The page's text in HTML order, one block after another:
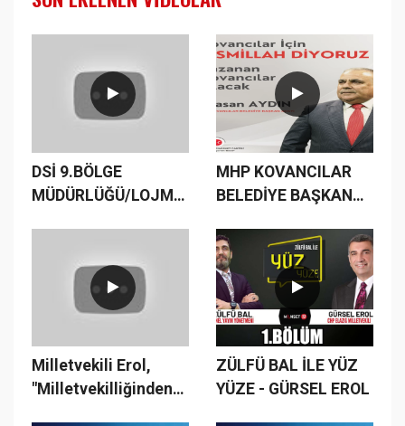
DSİ 9.BÖLGE
MÜDÜRLÜĞÜ/LOJMANLAR/KAMUDA
LOJMAN
MHP KOVANCILAR
BELEDİYE BAŞKAN
NOKTAYI KOYDU
Milletvekili Erol,
"Milletvekilliğinden
ZÜLFÜ BAL İLE YÜZ
YÜZE - GÜRSEL EROL